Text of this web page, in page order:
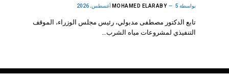
بواسطة MOHAMED ELARABY 5 أغسطس، 2026
تابع الدكتور مصطفى مدبولي، رئيس مجلس الوزراء، الموقف
التنفيذي لمشروعات مياه الشرب…